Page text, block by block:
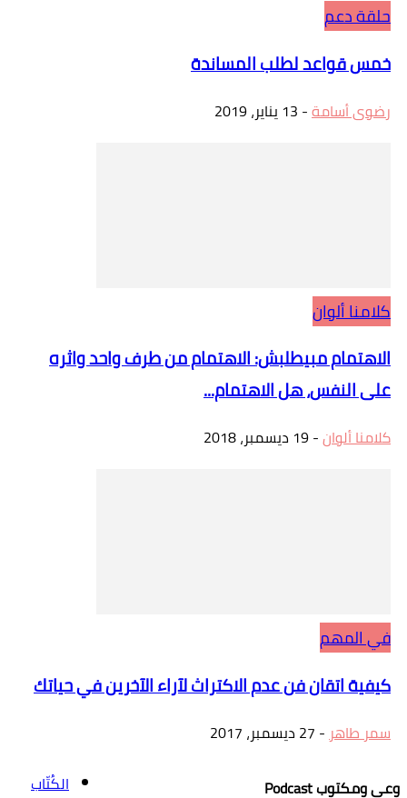
حلقة دعم
خمس قواعد لطلب المساندة
رضوى أسامة- 13 يناير، 2019
كلامنا ألوان
الاهتمام مبيطلبش: الاهتمام من طرف واحد واثره
على النفس، هل الاهتمام...
كلامنا ألوان-19 ديسمبر، 2018
في المهم
كيفية اتقان فن عدم الاكتراث لآراء الآخرين في حياتك
سمر طاهر- 27 ديسمبر، 2017
وعي ومكتوب Podcast
الكُتّاب